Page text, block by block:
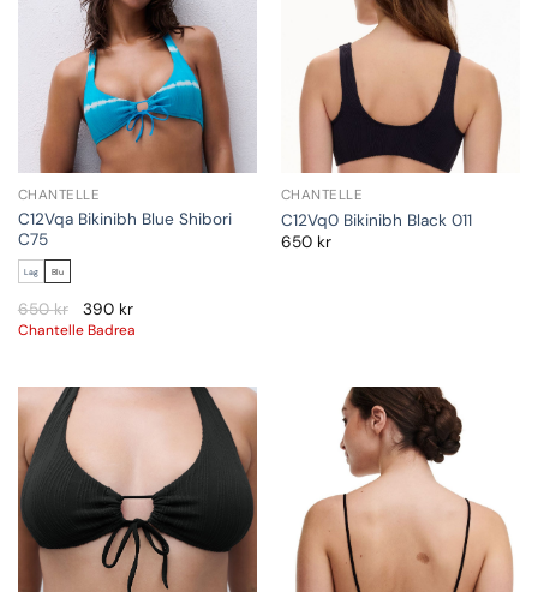
CHANTELLE
C12Vqa Bikinibh Blue Shibori
C75
Lag Blu
650kr 390 kr
Chantelle Badrea
CHANTELLE
C12Vq0 Bikinibh Black 011
650 kr